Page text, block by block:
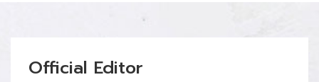
Official Editor